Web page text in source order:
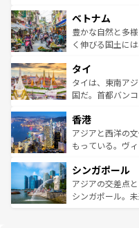
参照してほしい。
容にもいいと評
が味
照してほしい。
き、地方に足を
できる。そして
まで、さまざま
リティに包まれ
覧を参照してほ
ベトナム
豊かな自然と多
く伸びる国土に
急速な発展と共
ーチミン市のフ
醸し出している
とつ。フォーや
ひ現地で味わい
が旅行者を迎え
参照してほしい。
タイ
タイは、東南ア
国だ。首都バン
の活気が交差し
帯で自然と触れ
いビーチでリゾ
激する。気候は
が待っている。
た文化、そして
香港
アジアと西洋の
もっている。ヴ
み、どこを訪れ
ており、効率よ
うな絶景から文
シンガポール
アジアの交差点
シンガポール。